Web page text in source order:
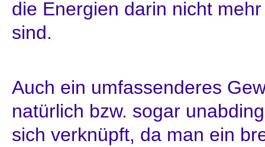
die Energien darin nicht
sind.
Auch ein umfassenderes
natürlich bzw. sogar
sich verknüpft, da man ein